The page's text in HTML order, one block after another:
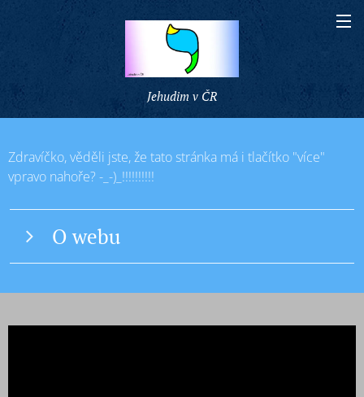
Jehudim v ČR
Zdravíčko, věděli jste, že tato stránka má i tlačítko "více"
vpravo nahoře? -_-)_!!!!!!!!!!
O webu
návštěvníkům základy židovského života.